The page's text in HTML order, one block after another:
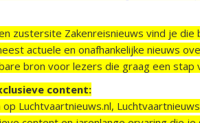
zustersite Zakenreisnieuws vind je
actuele en onafhankelijke nieuws
bron voor lezers die graag een stap
content:
Luchtvaartnieuws.nl,